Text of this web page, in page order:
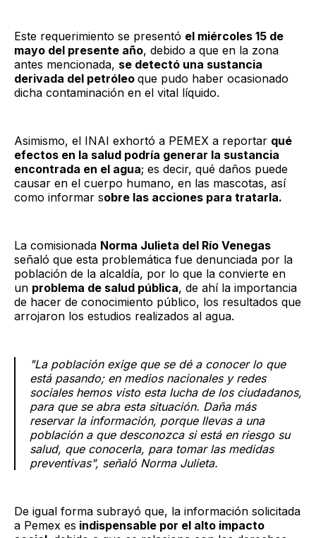
Este requerimiento se presentó el miércoles 15 de
mayo del presente año, debido a que en la zona
antes mencionada, se detectó una sustancia
derivada del petróleo que pudo haber ocasionado
dicha contaminación en el vital líquido.
Asimismo, el INAI exhortó a PEMEX a reportar qué
efectos en la salud podría generar la sustancia
encontrada en el agua; es decir, qué daños puede
causar en el cuerpo humano, en las mascotas, así
como informar sobre las acciones para tratarla.
La comisionada Norma Julieta del Río Venegas
señaló que esta problemática fue denunciada por la
población de la alcaldía, por lo que la convierte en
un problema de salud pública, de ahí la importancia
de hacer de conocimiento público, los resultados que
arrojaron los estudios realizados al agua.
"La población exige que se dé a conocer lo que
está pasando; en medios nacionales y redes
sociales hemos visto esta lucha de los ciudadanos,
para que se abra esta situación. Daña más
reservar la información, porque llevas a una
población a que desconozca si está en riesgo su
salud, que conocerla, para tomar las medidas
preventivas", señaló Norma Julieta.
De igual forma subrayó que, la información solicitada
a Pemex es indispensable por el alto impacto